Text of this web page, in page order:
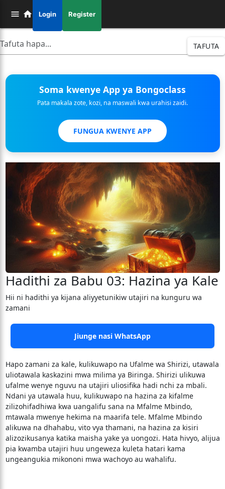
Login Register
TAFUTA
Soma kwenye App ya Bongoclass
Pata makala zote, kozi, na maswali kwa urahisi zaidi.
FUNGUA KWENYE APP
Hadithi za Babu 03: Hazina ya Kale
Hii ni hadithi ya kijana aliyyetunikiw utajiri na kunguru wa
zamani
Jiunge nasi WhatsApp
Hapo zamani za kale, kulikuwapo na Ufalme wa Shirizi, utawala
uliotawala kaskazini mwa milima ya Biringa. Shirizi ulikuwa
ufalme wenye nguvu na utajiri uliosifika hadi nchi za mbali.
Ndani ya utawala huu, kulikuwapo na hazina za kifalme
zilizohifadhiwa kwa uangalifu sana na Mfalme Mbindo,
mtawala mwenye hekima na maarifa tele. Mfalme Mbindo
alikuwa na dhahabu, vito vya thamani, na hazina za kisiri
alizozikusanya katika maisha yake ya uongozi. Hata hivyo, alijua
pia kwamba utajiri huu ungeweza kuleta hatari kama
ungeangukia mikononi mwa wachoyo au wahalifu.